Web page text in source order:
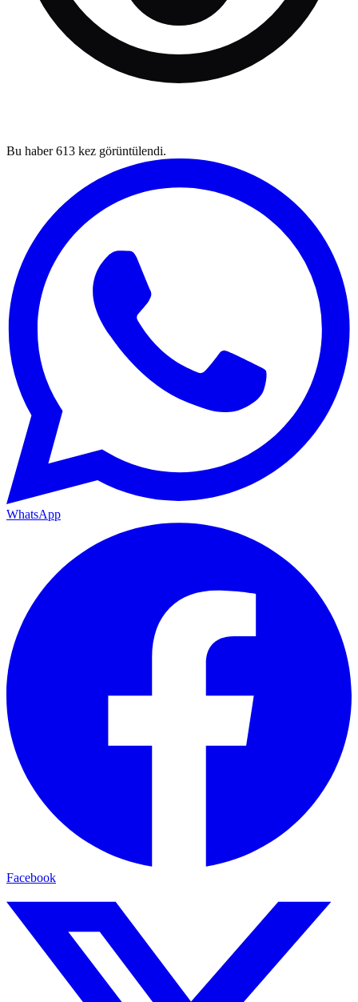
Bu haber613 kez görüntülendi.
WhatsApp
Facebook